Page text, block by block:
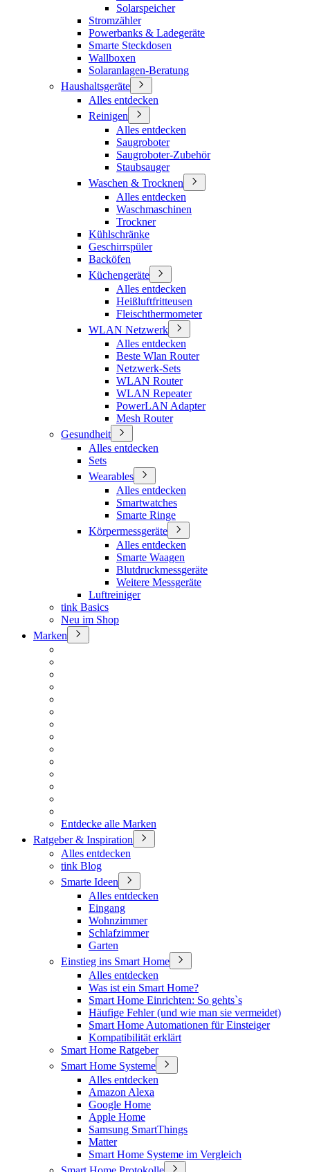
Solarspeicher
Stromzähler
Powerbanks & Ladegeräte
Smarte Steckdosen
Wallboxen
Solaranlagen-Beratung
Haushaltsgeräte
Alles entdecken
Reinigen
Alles entdecken
Saugroboter
Saugroboter-Zubehör
Staubsauger
Waschen & Trocknen
Alles entdecken
Waschmaschinen
Trockner
Kühlschränke
Geschirrspüler
Backöfen
Küchengeräte
Alles entdecken
Heißluftfritteusen
Fleischthermometer
WLAN Netzwerk
Alles entdecken
Beste Wlan Router
Netzwerk-Sets
WLAN Router
WLAN Repeater
PowerLAN Adapter
Mesh Router
Gesundheit
Alles entdecken
Sets
Wearables
Alles entdecken
Smartwatches
Smarte Ringe
Körpermessgeräte
Alles entdecken
Smarte Waagen
Blutdruckmessgeräte
Weitere Messgeräte
Luftreiniger
tink Basics
Neu im Shop
Marken
Entdecke alle Marken
Ratgeber & Inspiration
Alles entdecken
tink Blog
Smarte Ideen
Alles entdecken
Eingang
Wohnzimmer
Schlafzimmer
Garten
Einstieg ins Smart Home
Alles entdecken
Was ist ein Smart Home?
Smart Home Einrichten: So gehts`s
Häufige Fehler (und wie man sie vermeidet)
Smart Home Automationen für Einsteiger
Kompatibilität erklärt
Smart Home Ratgeber
Smart Home Systeme
Alles entdecken
Amazon Alexa
Google Home
Apple Home
Samsung SmartThings
Matter
Smart Home Systeme im Vergleich